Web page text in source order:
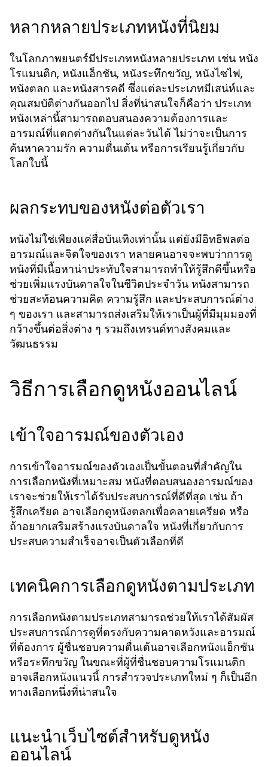
หลากหลายประเภทหนังที่นิยม
ในโลกภาพยนตร์มีประเภทหนังหลายประเภท เช่น หนัง
โรแมนติก, หนังแอ็กชัน, หนังระทึกขวัญ, หนังไซไฟ,
หนังตลก และหนังสารคดี ซึ่งแต่ละประเภทมีเสน่ห์และ
คุณสมบัติต่างกันออกไป สิ่งที่น่าสนใจก็คือว่า ประเภท
หนังเหล่านี้สามารถตอบสนองความต้องการและ
อารมณ์ที่แตกต่างกันในแต่ละวันได้ ไม่ว่าจะเป็นการ
ค้นหาความรัก ความตื่นเต้น หรือการเรียนรู้เกี่ยวกับ
โลกใบนี้
ผลกระทบของหนังต่อตัวเรา
หนังไม่ใช่เพียงแค่สื่อบันเทิงเท่านั้น แต่ยังมีอิทธิพลต่อ
อารมณ์และจิตใจของเรา หลายคนอาจจะพบว่าการดู
หนังที่มีเนื้อหาน่าประทับใจสามารถทำให้รู้สึกดีขึ้นหรือ
ช่วยเพิ่มแรงบันดาลใจในชีวิตประจำวัน หนังสามารถ
ช่วยสะท้อนความคิด ความรู้สึก และประสบการณ์ต่าง
ๆ ของเรา และสามารถส่งเสริมให้เราเป็นผู้ที่มีมุมมองที่
กว้างขึ้นต่อสิ่งต่าง ๆ รวมถึงเทรนด์ทางสังคมและ
วัฒนธรรม
วิธีการเลือกดูหนังออนไลน์
เข้าใจอารมณ์ของตัวเอง
การเข้าใจอารมณ์ของตัวเองเป็นขั้นตอนที่สำคัญใน
การเลือกหนังที่เหมาะสม หนังที่ตอบสนองอารมณ์ของ
เราจะช่วยให้เราได้รับประสบการณ์ที่ดีที่สุด เช่น ถ้า
รู้สึกเครียด อาจเลือกดูหนังตลกเพื่อคลายเครียด หรือ
ถ้าอยากเสริมสร้างแรงบันดาลใจ หนังที่เกี่ยวกับการ
ประสบความสำเร็จอาจเป็นตัวเลือกที่ดี
เทคนิคการเลือกดูหนังตามประเภท
การเลือกหนังตามประเภทสามารถช่วยให้เราได้สัมผัส
ประสบการณ์การดูที่ตรงกับความคาดหวังและอารมณ์
ที่ต้องการ ผู้ชื่นชอบความตื่นเต้นอาจเลือกหนังแอ็กชัน
หรือระทึกขวัญ ในขณะที่ผู้ที่ชื่นชอบความโรแมนติก
อาจเลือกหนังแนวนี้ การสำรวจประเภทใหม่ ๆ ก็เป็นอีก
ทางเลือกหนึ่งที่น่าสนใจ
แนะนำเว็บไซต์สำหรับดูหนัง
ออนไลน์